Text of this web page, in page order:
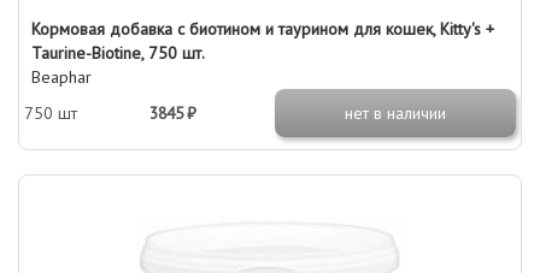
Кормовая добавка с биотином и таурином для кошек, Kitty's +
Taurine-Biotine, 750 шт.
Beaphar
750 шт
3845 ₽ нет в наличии